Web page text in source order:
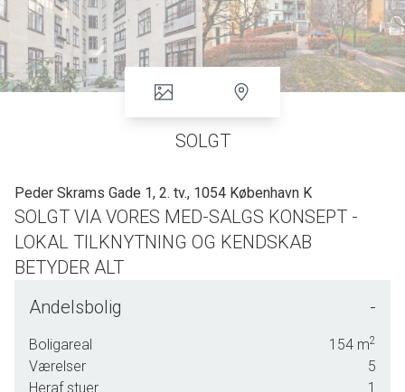
SOLGT
Peder Skrams Gade 1, 2. tv., 1054 København K
SOLGT VIA VORES MED-SALGS KONSEPT -
LOKAL TILKNYTNING OG KENDSKAB
BETYDER ALT
GAMMELHOLM
EKSKLUSIV LEJLIGHED I ENESTÅENDE GOD STAND
OPTIMAL PLANLØSNING - MED STORE RUM OG 2 BADEVÆRELER
USÆDVANLIG STOR OG SMUK GÅRDHAVE
Andelsbolig -
Boligareal 154 m2
Værelser
5
Heraf stuer
1